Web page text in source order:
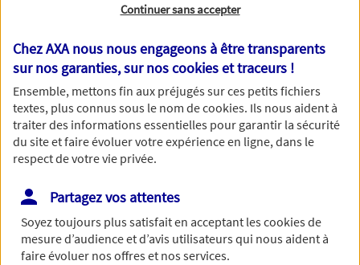
demande, nous vous répondrons dans les
meilleurs délais par mail ou par téléphone.
Votre message :
Vous disposez de droits sur les informations vous concernant. Pour
plus d’informations,cliquez ici.
Continuer sans accepter
Chez AXA nous nous engageons à être transparents
sur nos garanties, sur noscookies et traceurs !
Ensemble, mettons fin aux préjugés sur ces petits fichiers
textes, plus connus sous le nom decookies. Ils nous aident à
traiter des informations essentielles pour garantir la sécurité
du site et faire évoluer votre expérience en ligne, dans le
respect de votre vie privée.
Partagez vos attentes
Soyez toujours plus satisfait en acceptant lescookiesde
mesure d’audience et d’avis utilisateurs qui nous aident à
faire évoluer nos offres et nos services.